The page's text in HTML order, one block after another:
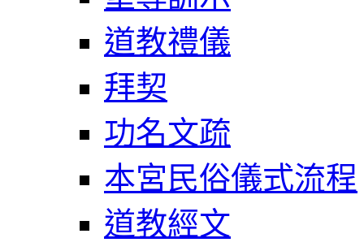
道教禮儀
拜契
功名文疏
本宮民俗儀式流程
道教經文